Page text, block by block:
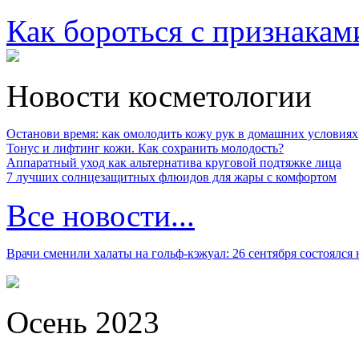
Как бороться с
Новости косметологии
Останови время: как омолодить кожу рук в домашних условиях
Тонус и лифтинг кожи. Как сохранить молодость?
Аппаратный уход как альтернатива круговой подтяжке лица
7 лучших солнцезащитных флюидов для жары с комфортом
Все новости...
Врачи сменили халаты на гольф-кэжуал: 26 сентября
Осень 2023